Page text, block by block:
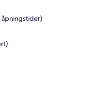
åpningstider)